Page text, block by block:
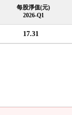
每股淨值(元)
2026-Q1
17.31